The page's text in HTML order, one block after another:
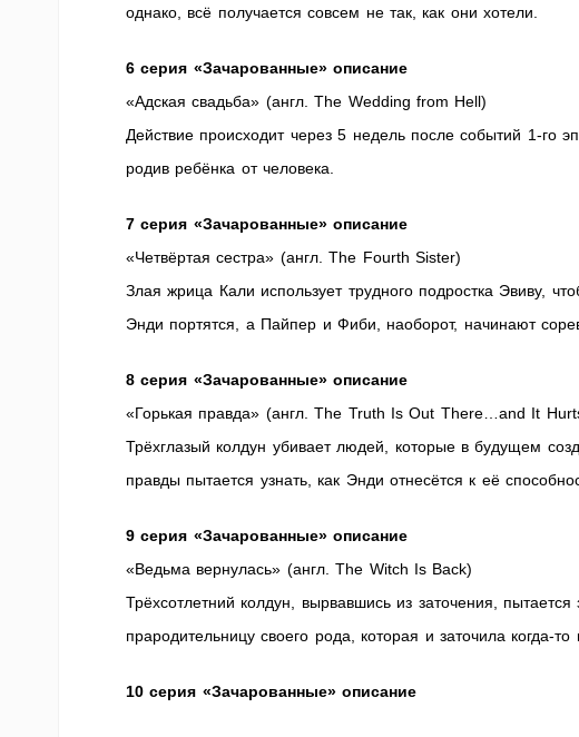
однако, всё получается совсем не так, как они хотели.
6 серия «Зачарованные» описание
«Адская свадьба» (англ. The Wedding from Hell)
Действие происходит через 5 недель после событий 1-го
родив ребёнка от человека.
7 серия «Зачарованные» описание
«Четвёртая сестра» (англ. The Fourth Sister)
Злая жрица Кали использует трудного подростка Эвиву,
Энди портятся, а Пайпер и Фиби, наоборот, начинают
8 серия «Зачарованные» описание
«Горькая правда» (англ. The Truth Is Out There…and It
Трёхглазый колдун убивает людей, которые в будущем
правды пытается узнать, как Энди отнесётся к её
9 серия «Зачарованные» описание
«Ведьма вернулась» (англ. The Witch Is Back)
Трёхсотлетний колдун, вырвавшись из заточения,
прародительницу своего рода, которая и заточила когда-то
10 серия «Зачарованные» описание